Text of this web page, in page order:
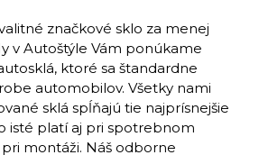
značkové sklo za menej
v Autoštýle Vám ponúkame
ktoré sa štandardne
automobilov. Všetky nami
sklá spĺňajú tie najprísnejšie
isté platí aj pri spotrebnom
montáži. Náš odborne